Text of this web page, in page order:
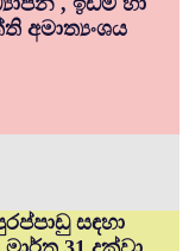
අමාත්‍යංශය
සඳහා